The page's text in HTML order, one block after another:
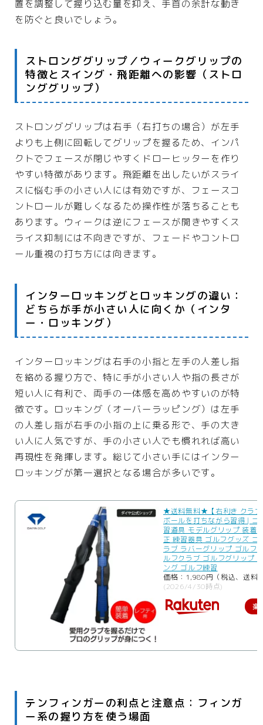
置を調整して握り込む量を抑え、手首の余計な動き
を防ぐと良いでしょう。
ストロンググリップ／ウィークグリップの
特徴とスイング・飛距離への影響（ストロ
ンググリップ）
ストロンググリップは右手（右打ちの場合）が左手
よりも上側に回転してグリップを握るため、インパ
クトでフェースが閉じやすくドローヒッターを作り
やすい特徴があります。飛距離を出したいがスライ
スに悩む手の小さい人には有効ですが、フェースコ
ントロールが難しくなるため操作性が落ちることも
あります。ウィークは逆にフェースが開きやすくス
ライス抑制には不向きですが、フェードやコントロ
ール重視の打ち方には向きます。
インターロッキングとロッキングの違い：
どちらが手が小さい人に向くか（インタ
ー・ロッキング）
インターロッキングは右手の小指と左手の人差し指
を絡める握り方で、特に手が小さい人や指の長さが
短い人に有利で、両手の一体感を高めやすいのが特
徴です。ロッキング（オーバーラッピング）は左手
の人差し指が右手の小指の上に乗る形で、手の大き
い人に人気ですが、手の小さい人でも慣れれば高い
再現性を発揮します。総じて小さい手にはインター
ロッキングが第一選択となる場合が多いです。
★送料無料★【右利き クラブ
ボールを打ちながら習得 | ゴ
習道具 モデルグリップ 装着
正 練習器具 ゴルフグッズ ゴ
ラブ ラバーグリップ ゴルフ
ルフクラブ ゴルフグリップ
ング ゴルフ練習
価格：1,980円（税込、送料
(2026/4/30時点)
楽
テンフィンガーの利点と注意点：フィンガ
ー系の握り方を使う場面